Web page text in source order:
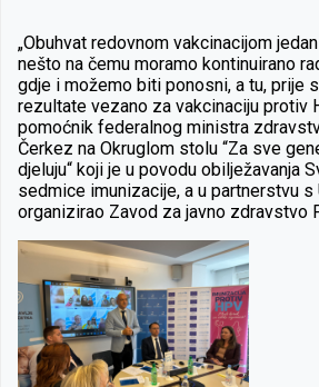
„Obuhvat redovnom vakcinacijom
nešto na čemu moramo kontinuirano
gdje i možemo biti ponosni, a tu, prije
rezultate vezano za vakcinaciju protiv
pomoćnik federalnog ministra
Čerkez na Okruglom stolu “Za sve
djeluju“ koji je u povodu obilježavanja
sedmice imunizacije, a u partnerstvu s
organizirao Zavod za javno zdravstvo